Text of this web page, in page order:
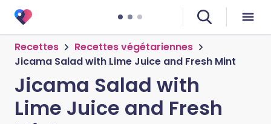
Recettes
Recettes végétariennes
Jicama Salad with Lime Juice and Fresh Mint
Jicama Salad with
Lime Juice and Fresh